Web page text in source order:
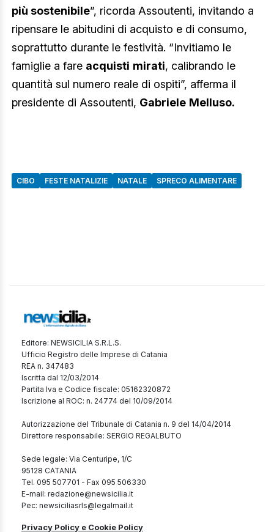
più sostenibile”, ricorda Assoutenti, invitando a
ripensare le abitudini di acquisto e di consumo,
soprattutto durante le festività. “Invitiamo le
famiglie a fare acquisti mirati, calibrando le
quantità sul numero reale di ospiti”, afferma il
presidente di Assoutenti, Gabriele Melluso.
CIBO FESTE NATALIZIE NATALE SPRECO ALIMENTARE
Editore: NEWSICILIA S.R.L.S.
Ufficio Registro delle Imprese di Catania
REA n. 347483
Iscritta dal 12/03/2014
Partita Iva e Codice fiscale: 05162320872
Iscrizione al ROC: n. 24774 del 10/09/2014
Autorizzazione del Tribunale di Catania n. 9 del 14/04/2014
Direttore responsabile: SERGIO REGALBUTO
Sede legale: Via Centuripe, 1/C
95128 CATANIA
Tel. 095 507701 - Fax 095 506330
E-mail: redazione@newsicilia.it
Pec: newsiciliasrls@legalmail.it
Privacy Policy e Cookie Policy